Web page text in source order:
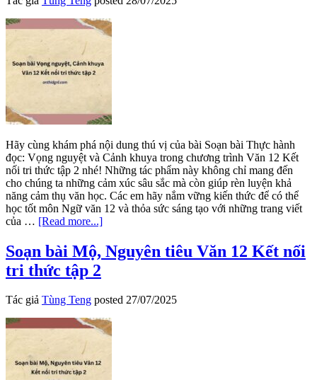
tập
sự
12
KNTT
tập
Hãy cùng khám phá nội dung thú vị của bài Soạn bài Thực hành
đọc: Vọng nguyệt và Cảnh khuya trong chương trình Văn 12 Kết
nối tri thức tập 2 nhé! Những tác phẩm này không chỉ mang đến
cho chúng ta những cảm xúc sâu sắc mà còn giúp rèn luyện khả
năng cảm thụ văn học. Các em hãy nắm vững kiến thức để có thể
học tốt môn Ngữ văn 12 và thỏa sức sáng tạo với những trang viết
của … [Read more...]about
bài
Vọng
khuya
12
Kết
Soạn bài Mộ, Nguyên tiêu Văn 12 Kết nối
tri thức tập 2
Tác giả Tùng Teng posted 27/07/2025